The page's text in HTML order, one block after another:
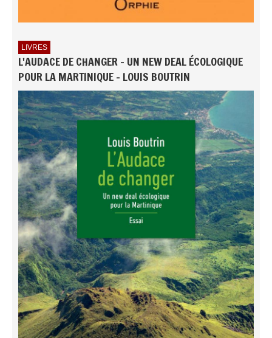
LIVRES
L'AUDACE DE CHANGER - UN NEW DEAL ÉCOLOGIQUE
POUR LA MARTINIQUE - LOUIS BOUTRIN